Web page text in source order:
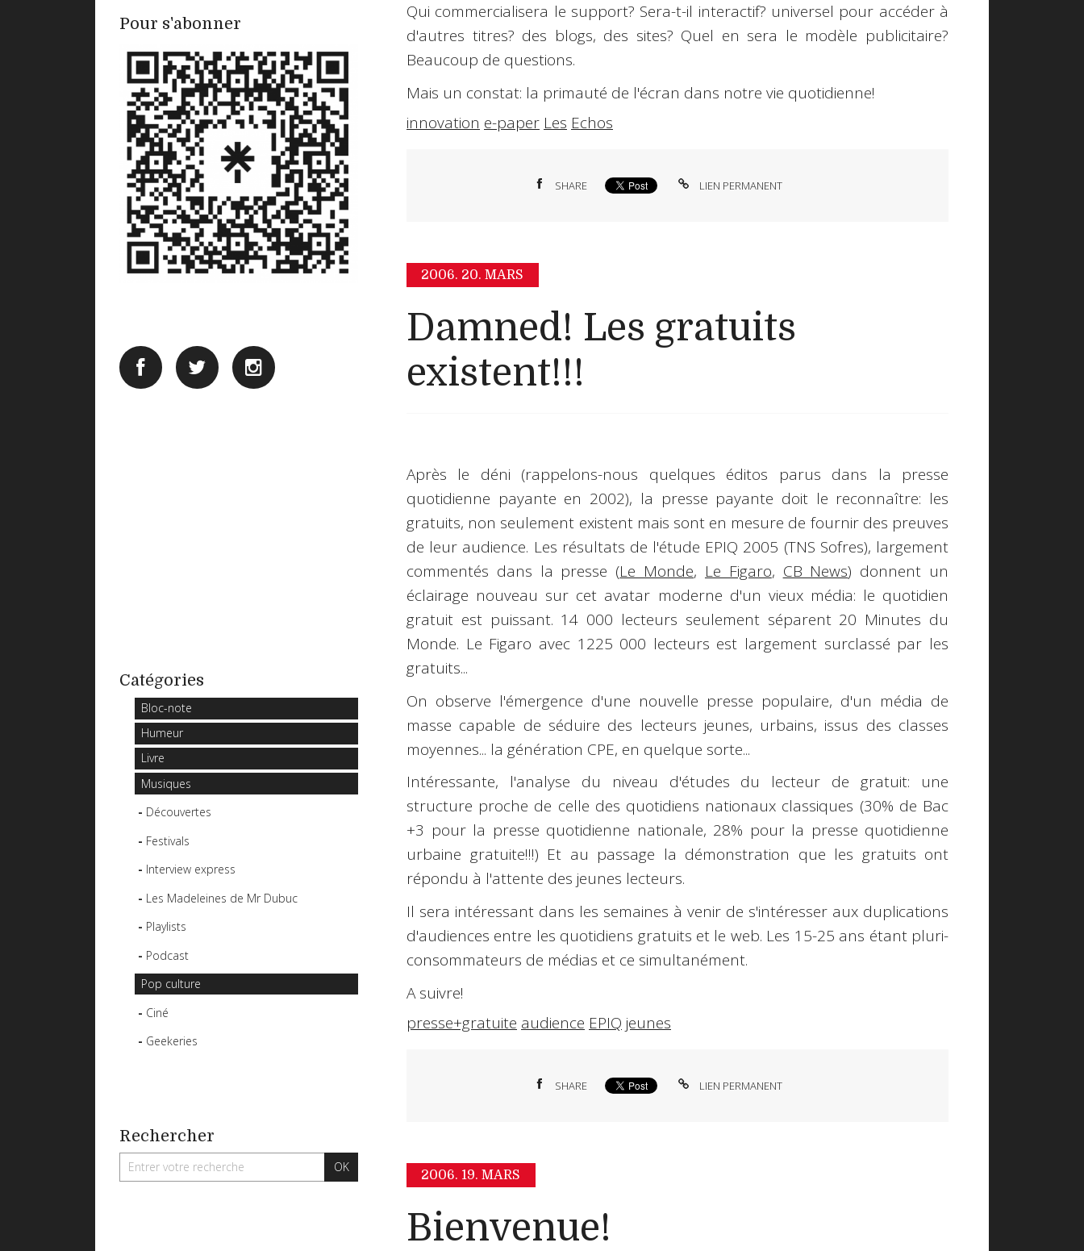
Pour s'abonner
Catégories
Bloc-note
Humeur
Livre
Musiques
Découvertes
Festivals
Interview express
Les Madeleines de Mr Dubuc
Playlists
Podcast
Pop culture
Ciné
Geekeries
Rechercher
Qui commercialisera le support? Sera-t-il interactif? universel pour accéder à
d'autres titres? des blogs, des sites? Quel en sera le modèle publicitaire?
Beaucoup de questions.
Mais un constat: la primauté de l'écran dans notre vie quotidienne!
innovation e-paper Les Echos
SHARE LIEN PERMANENT
2006. 20. MARS
Damned! Les gratuits
existent!!!
Après le déni (rappelons-nous quelques éditos parus dans la presse
quotidienne payante en 2002), la presse payante doit le reconnaître: les
gratuits, non seulement existent mais sont en mesure de fournir des preuves
de leur audience. Les résultats de l'étude EPIQ 2005 (TNS Sofres), largement
commentés dans la presse (Le Monde, Le Figaro, CB News) donnent un
éclairage nouveau sur cet avatar moderne d'un vieux média: le quotidien
gratuit est puissant. 14 000 lecteurs seulement séparent 20 Minutes du
Monde. Le Figaro avec 1225 000 lecteurs est largement surclassé par les
gratuits...
On observe l'émergence d'une nouvelle presse populaire, d'un média de
masse capable de séduire des lecteurs jeunes, urbains, issus des classes
moyennes... la génération CPE, en quelque sorte...
Intéressante, l'analyse du niveau d'études du lecteur de gratuit: une
structure proche de celle des quotidiens nationaux classiques (30% de Bac
+3 pour la presse quotidienne nationale, 28% pour la presse quotidienne
urbaine gratuite!!!) Et au passage la démonstration que les gratuits ont
répondu à l'attente des jeunes lecteurs.
Il sera intéressant dans les semaines à venir de s'intéresser aux duplications
d'audiences entre les quotidiens gratuits et le web. Les 15-25 ans étant pluri-
consommateurs de médias et ce simultanément.
A suivre!
presse+gratuite audience EPIQ jeunes
SHARE LIEN PERMANENT
2006. 19. MARS
Bienvenue!